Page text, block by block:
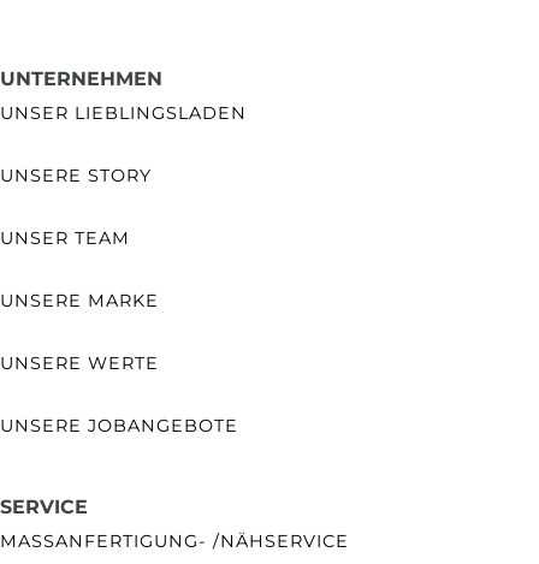
UNTERNEHMEN
UNSER LIEBLINGSLADEN
UNSERE STORY
UNSER TEAM
UNSERE MARKE
UNSERE WERTE
UNSERE JOBANGEBOTE
SERVICE
MASSANFERTIGUNG- /NÄHSERVICE